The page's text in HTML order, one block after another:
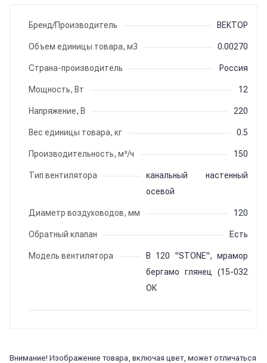
Бренд/Производитель ВЕКТОР
Объем единицы товара, м3 0.00270
Страна-производитель Россия
Мощность, Вт 12
Напряжение, В 220
Вес единицы товара, кг 0.5
Производительность, м³/ч 150
Тип вентилятора
канальный настенный
осевой
Диаметр воздуховодов, мм 120
Обратный клапан Есть
Модель вентилятора
В 120 "STONE", мрамор
бергамо глянец (15-032
ОК
Внимание! Изображение товара, включая цвет, может отличаться